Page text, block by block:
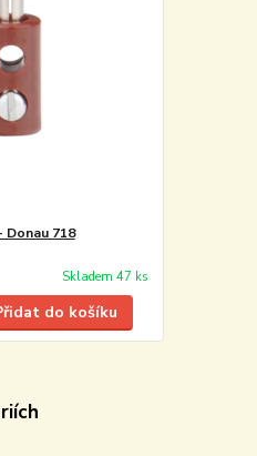
Donau 718
Skladem 47 ks
do košíku